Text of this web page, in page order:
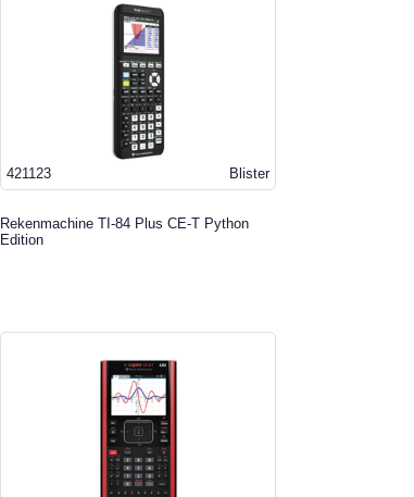
Blister
421123
Rekenmachine TI-84 Plus CE-T Python
Edition